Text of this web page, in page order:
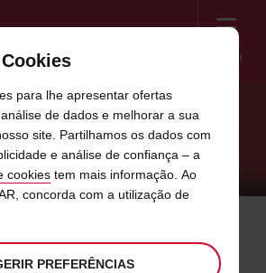
Menu
É A NOVA CARA DA
AVIS
nova cara da Avis
para lhe apresentar ofertas
de dados e melhorar a sua
site. Partilhamos os dados com
e análise de confiança – a
cookies tem mais informação. Ao
concorda com a utilização de
PREFERÊNCIAS